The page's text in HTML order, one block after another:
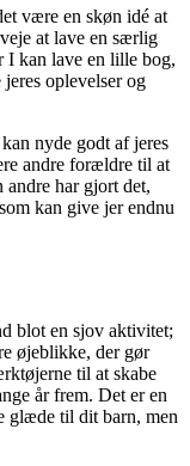
være en skøn idé at
at lave en særlig
kan lave en lille bog,
oplevelser og
nyde godt af jeres
andre forældre til at
andre har gjort det,
kan give jer endnu
blot en sjov aktivitet;
øjeblikke, der gør
til at skabe
år frem. Det er en
glæde til dit barn, men